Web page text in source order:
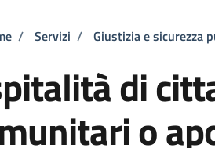
di pane
/ Servizi / Giustizia e sicurezza
di
o